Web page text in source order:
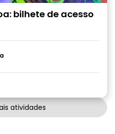
bilhete de acesso
atividades